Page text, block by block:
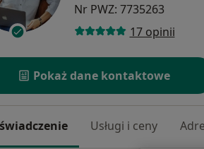
Nr PWZ: 7735263
17 opinii
Pokaż dane kontaktowe
Usługi i ceny